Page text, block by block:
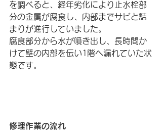
を調べると、経年劣化により止水栓部
分の金属が腐食し、内部までサビと詰
まりが進行していました。
腐食部分から水が噴き出し、長時間か
けて壁の内部を伝い1階へ漏れていた状
態です。
修理作業の流れ